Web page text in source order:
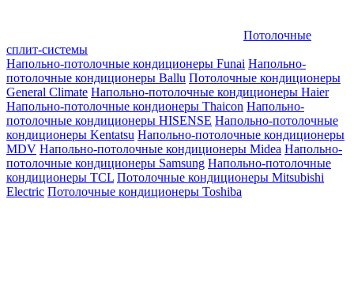
Потолочные
сплит-системы
Напольно-потолочные кондиционеры Funai Напольно-
потолочные кондиционеры Ballu Потолочные кондиционеры
General Climate Напольно-потолочные кондиционеры Haier
Напольно-потолочные кондионеры Thaicon Напольно-
потолочные кондиционеры HISENSE Напольно-потолочные
кондиционеры Kentatsu Напольно-потолочные кондиционеры
MDV Напольно-потолочные кондиционеры Midea Напольно-
потолочные кондиционеры Samsung Напольно-потолочные
кондиционеры TCL Потолочные кондиционеры Mitsubishi
Electric Потолочные кондиционеры Toshiba